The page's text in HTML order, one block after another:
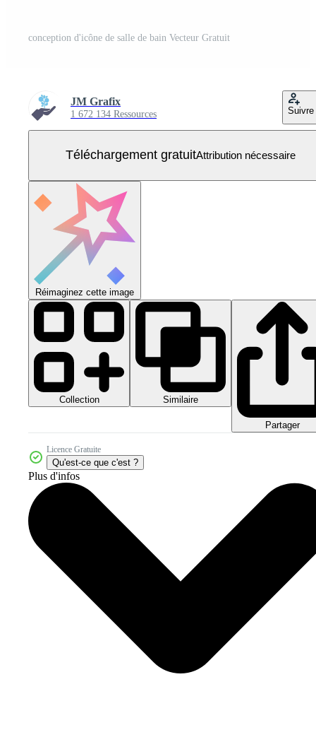
conception d'icône de salle de bain Vecteur Gratuit
JM Grafix
1 672 134 Ressources Suivre
Téléchargement gratuitAttribution nécessaire
Réimaginez cette image
Collection Similaire
Partager
Licence Gratuite
Qu'est-ce que c'est ?
Plus d'infos